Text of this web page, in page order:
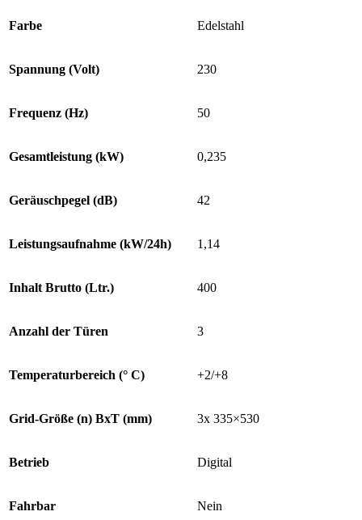
Farbe Edelstahl
Spannung (Volt) 230
Frequenz (Hz) 50
Gesamtleistung (kW) 0,235
Geräuschpegel (dB) 42
Leistungsaufnahme (kW/24h) 1,14
Inhalt Brutto (Ltr.) 400
Anzahl der Türen 3
Temperaturbereich (° C) +2/+8
Grid-Größe (n) BxT (mm) 3x 335×530
Betrieb Digital
Fahrbar Nein